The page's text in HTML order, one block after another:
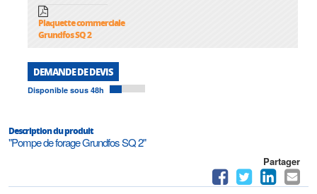
Plaquette commerciale
Grundfos SQ 2
DEMANDE DE DEVIS
Disponible sous 48h
Description du produit
"Pompe de forage Grundfos SQ 2"
Partager